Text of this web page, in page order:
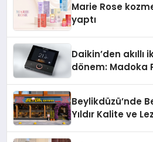
Marie Rose
yaptı
Daikin’den
dönem: Madoka
Beylikdüzü’nde
Yıldır Kalite ve